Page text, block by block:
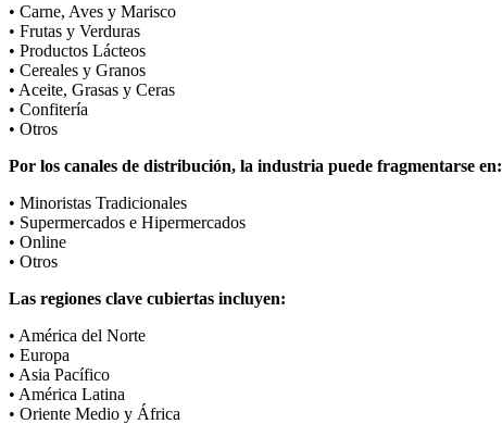
• Carne, Aves y Marisco
• Frutas y Verduras
• Productos Lácteos
• Cereales y Granos
• Aceite, Grasas y Ceras
• Confitería
• Otros
Por los canales de distribución, la industria puede fragmentarse en:
• Minoristas Tradicionales
• Supermercados e Hipermercados
• Online
• Otros
Las regiones clave cubiertas incluyen:
• América del Norte
• Europa
• Asia Pacífico
• América Latina
• Oriente Medio y África